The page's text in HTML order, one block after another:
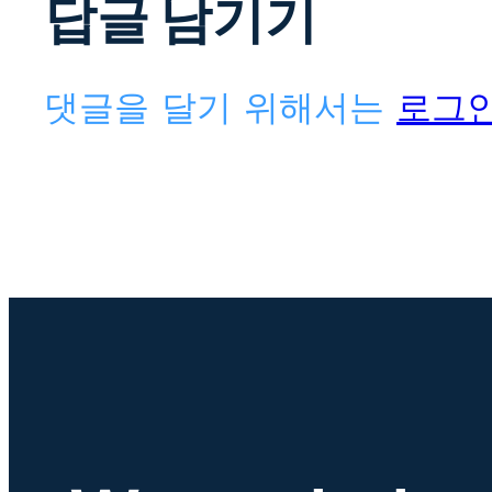
답글 남기기
댓글을 달기 위해서는 로그